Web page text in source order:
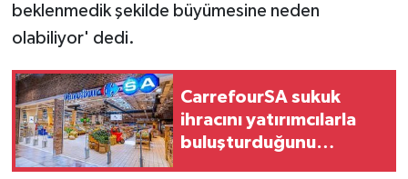
beklenmedik şekilde büyümesine neden
olabiliyor' dedi.
CarrefourSA sukuk
ihracını yatırımcılarla
buluşturduğunu